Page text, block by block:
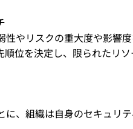
やリスクの重大度や影響度
順位を決定し、限られたリ
に、組織は自身のセキュリ